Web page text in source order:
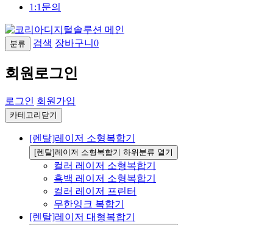
1:1문의
분류 검색 장바구니 0
회원로그인
로그인 회원가입
카테고리닫기
[렌탈]레이저 소형복합기
[렌탈]레이저 소형복합기 하위분류 열기
컬러 레이저 소형복합기
흑백 레이저 소형복합기
컬러 레이저 프린터
무한잉크 복합기
[렌탈]레이저 대형복합기